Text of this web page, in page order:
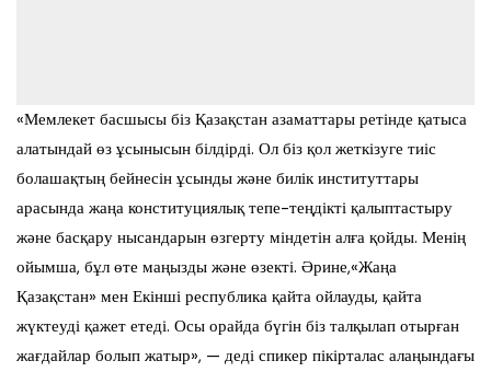
«Мемлекет басшысы біз Қазақстан азаматтары ретінде қатыса
алатындай өз ұсынысын білдірді. Ол біз қол жеткізуге тиіс
болашақтың бейнесін ұсынды және билік институттары
арасында жаңа конституциялық тепе-теңдікті қалыптастыру
және басқару нысандарын өзгерту міндетін алға қойды. Менің
ойымша, бұл өте маңызды және өзекті. Әрине,«Жаңа
Қазақстан» мен Екінші республика қайта ойлауды, қайта
жүктеуді қажет етеді. Осы орайда бүгін біз талқылап отырған
жағдайлар болып жатыр», — деді спикер пікірталас алаңындағы